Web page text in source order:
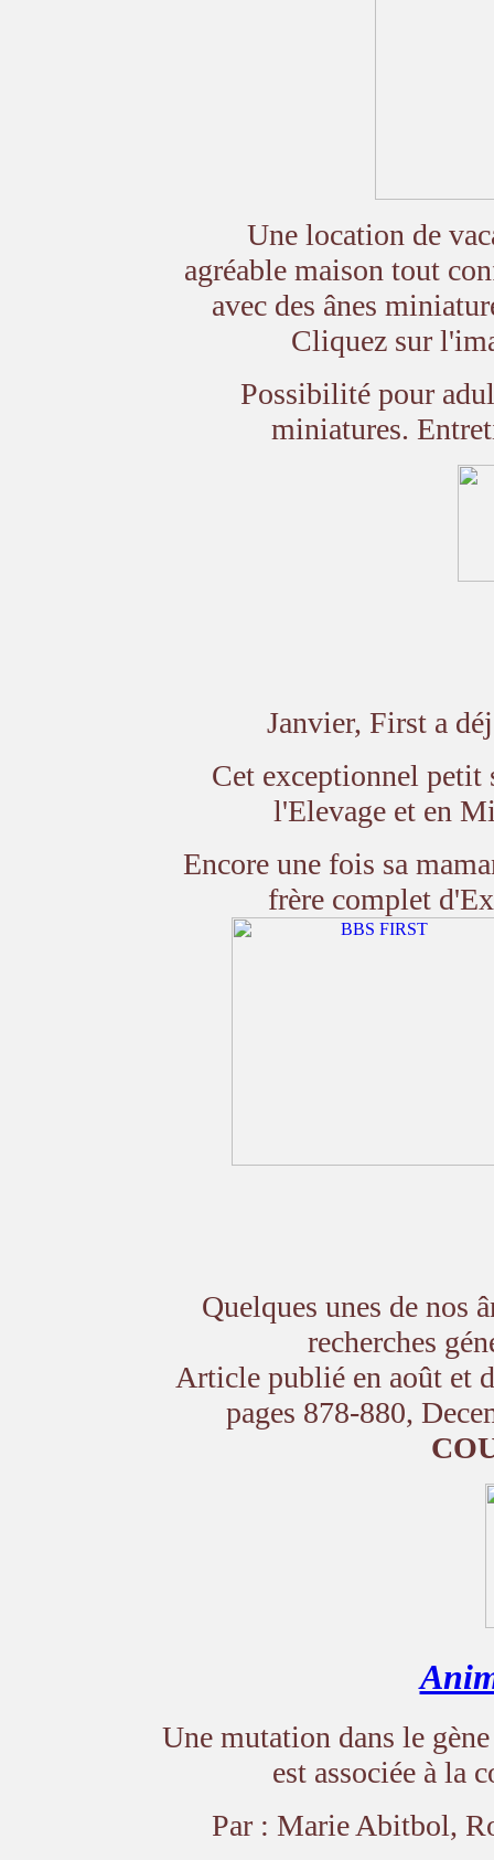
Une location de
agréable maison tout
avec des ânes
Cliquez sur
Possibilité pour
miniatures.
Janvier, First a
Cet exceptionnel petit
l'Elevage et en
Encore une fois sa
frère complet
Quelques unes de nos
recherches
Article publié en août et
pages 878-880,
Une mutation dans le
est associée à la
Par : Marie Abitbol,